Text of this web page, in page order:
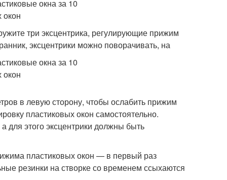
три эксцентрика, регулирующие прижим
эксцентрики можно поворачивать, на
в левую сторону, чтобы ослабить прижим
пластиковых окон самостоятельно.
для этого эксцентрики должны быть
пластиковых окон — в первый раз
резинки на створке со временем ссыхаются